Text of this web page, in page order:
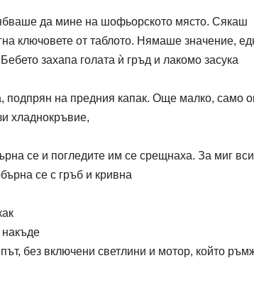
да мине на шофьорското място. Сякаш
ключовете от таблото. Нямаше значение,
захапа голата ѝ гръд и лакомо засука
подпрян на предния капак. Още малко, само
хладнокръвие,
се и погледите им се срещнаха. За миг
се с гръб и кривна
накъде
без включени светлини и мотор, който